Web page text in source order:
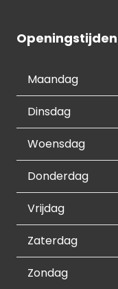
Openingstijden
Maandag
Dinsdag
Woensdag
Donderdag
Vrijdag
Zaterdag
Zondag